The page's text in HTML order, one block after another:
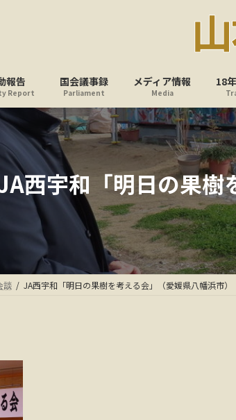
報告
Report
国会議事録
Parliament
メディア情報
Media
18
西宇和「明日の果樹
談 JA西宇和「明日の果樹を考える会」（愛媛県八幡浜市）